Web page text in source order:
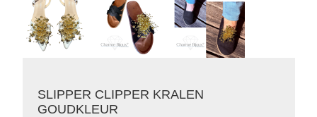
SLIPPER CLIPPER KRALEN
GOUDKLEUR